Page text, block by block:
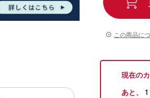
現在の
あと、
この商品に